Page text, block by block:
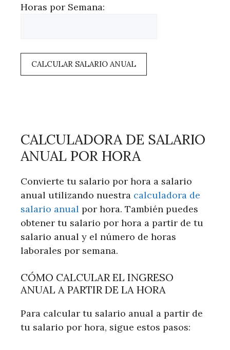
Horas por Semana:
CALCULAR SALARIO ANUAL
CALCULADORA DE SALARIO
ANUAL POR HORA
Convierte tu salario por hora a salario
anual utilizando nuestra calculadora de
salario anual por hora. También puedes
obtener tu salario por hora a partir de tu
salario anual y el número de horas
laborales por semana.
CÓMO CALCULAR EL INGRESO
ANUAL A PARTIR DE LA HORA
Para calcular tu salario anual a partir de
tu salario por hora, sigue estos pasos: